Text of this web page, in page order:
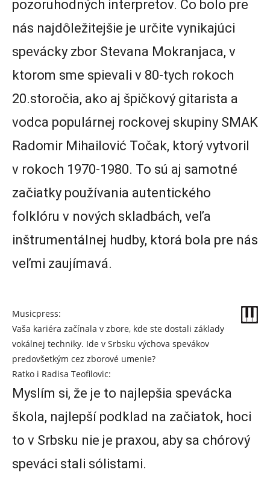
pozoruhodných interpretov. Čo bolo pre
nás najdôležitejšie je určite vynikajúci
spevácky zbor Stevana Mokranjaca, v
ktorom sme spievali v 80-tych rokoch
20.storočia, ako aj špičkový gitarista a
vodca populárnej rockovej skupiny SMAK
Radomir Mihailović Točak, ktorý vytvoril
v rokoch 1970-1980. To sú aj samotné
začiatky používania autentického
folklóru v nových skladbách, veľa
inštrumentálnej hudby, ktorá bola pre nás
veľmi zaujímavá.
Musicpress:
Vaša kariéra začínala v zbore, kde ste dostali základy
vokálnej techniky. Ide v Srbsku výchova spevákov
predovšetkým cez zborové umenie?
Ratko i Radisa Teofilovic:
Myslím si, že je to najlepšia spevácka
škola, najlepší podklad na začiatok, hoci
to v Srbsku nie je praxou, aby sa chórový
speváci stali sólistami.